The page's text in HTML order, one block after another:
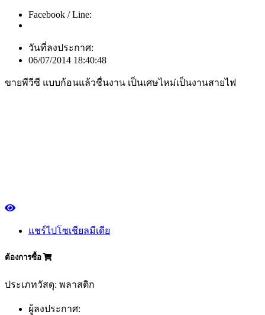
Facebook / Line:
วันที่ลงประกาศ:
06/07/2014 18:40:48
ขายพีวีซี แบบก้อนแล้วชื่นงาน เป็นเศษไหม่เป็นงานสายไฟ
แชร์ไปโซเชียลมีเดีย
ต้องการซื้อ
ประเภทวัสดุ: พลาสติก
ผู้ลงประกาศ: